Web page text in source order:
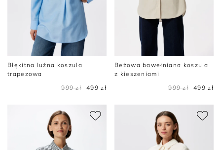
Błękitna luźna koszula
trapezowa
999 zł
499 zł
Beżowa bawełniana koszula
z kieszeniami
999 zł
499 zł